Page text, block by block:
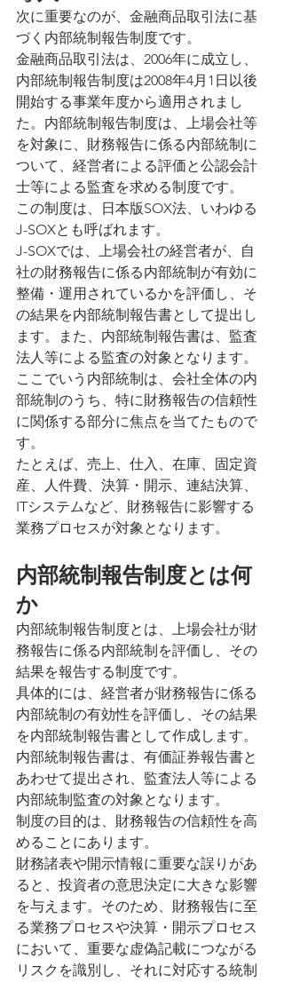
次に重要なのが、金融商品取引法に基
づく内部統制報告制度です。
金融商品取引法は、2006年に成立し、
内部統制報告制度は2008年4月1日以後
開始する事業年度から適用されまし
た。内部統制報告制度は、上場会社等
を対象に、財務報告に係る内部統制に
ついて、経営者による評価と公認会計
士等による監査を求める制度です。
この制度は、日本版SOX法、いわゆる
J-SOXとも呼ばれます。
J-SOXでは、上場会社の経営者が、自
社の財務報告に係る内部統制が有効に
整備・運用されているかを評価し、そ
の結果を内部統制報告書として提出し
ます。また、内部統制報告書は、監査
法人等による監査の対象となります。
ここでいう内部統制は、会社全体の内
部統制のうち、特に財務報告の信頼性
に関係する部分に焦点を当てたもので
す。
たとえば、売上、仕入、在庫、固定資
産、人件費、決算・開示、連結決算、
ITシステムなど、財務報告に影響する
業務プロセスが対象となります。
内部統制報告制度とは何
か
内部統制報告制度とは、上場会社が財
務報告に係る内部統制を評価し、その
結果を報告する制度です。
具体的には、経営者が財務報告に係る
内部統制の有効性を評価し、その結果
を内部統制報告書として作成します。
内部統制報告書は、有価証券報告書と
あわせて提出され、監査法人等による
内部統制監査の対象となります。
制度の目的は、財務報告の信頼性を高
めることにあります。
財務諸表や開示情報に重要な誤りがあ
ると、投資者の意思決定に大きな影響
を与えます。そのため、財務報告に至
る業務プロセスや決算・開示プロセス
において、重要な虚偽記載につながる
リスクを識別し、それに対応する統制